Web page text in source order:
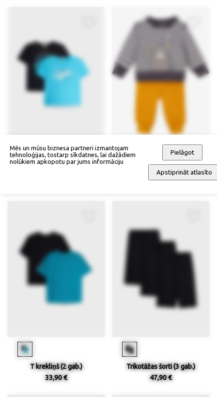
Krekliņš + trikotāžas bikses
T krekliņš (2 gab.)
33,90 €
Trikotāžas šorti (3 gab.)
47,90 €
Mēs un mūsu biznesa partneri izmantojam
tehnoloģijas, tostarp sīkdatnes, lai dažādiem
nolūkiem apkopotu par jums informāciju
Pielāgot
Apstiprināt atlasīto